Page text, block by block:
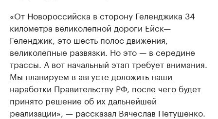
«От Новороссийска в сторону Геленджика 34
километра великолепной дороги Ейск—
Геленджик, это шесть полос движения,
великолепные развязки. Но это — в середине
трассы. А вот начальный этап требует внимания.
Мы планируем в августе доложить наши
наработки Правительству РФ, после чего будет
принято решение об их дальнейшей
реализации», — рассказал Вячеслав Петушенко.